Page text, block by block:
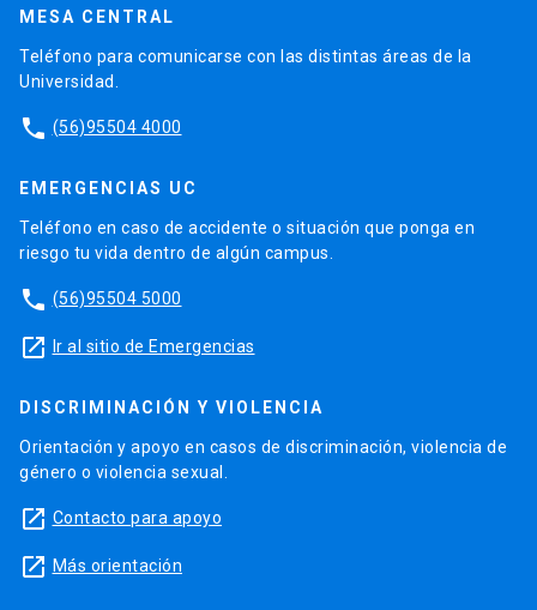
MESA CENTRAL
Teléfono para comunicarse con las distintas áreas de la
Universidad.
phone (56)95504 4000
EMERGENCIAS UC
Teléfono en caso de accidente o situación que ponga en
riesgo tu vida dentro de algún campus.
phone (56)95504 5000
launch Ir al sitio de Emergencias
DISCRIMINACIÓN Y VIOLENCIA
Orientación y apoyo en casos de discriminación, violencia de
género o violencia sexual.
launch Contacto para apoyo
launch Más orientación